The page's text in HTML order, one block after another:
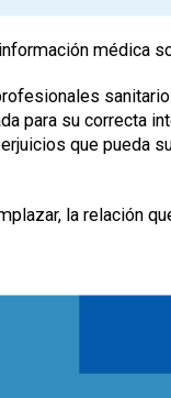
con
libres
médica
para su correcta
que pueda
la relación